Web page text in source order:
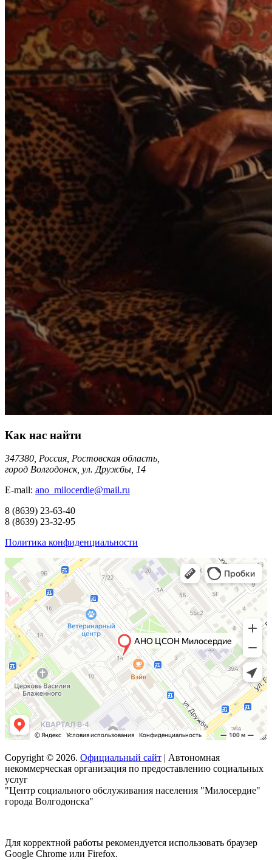
Как нас найти
347380, Россия, Ростовская область,
город Волгодонск, ул. Дружбы, 14
E-mail: ano_milocerdie@mail.ru
8 (8639) 23-63-40
8 (8639) 23-32-95
Политика конфиденциальности
Copyright © 2026. Официальный сайт | Автономная
некоммерческая организация по предоставлению социальных
услуг
"Центр социального обслуживания населения "Милосердие"
города Волгодонска"
Для корректной работы рекомендуется использовать браузер
Google Chrome или Firefox.